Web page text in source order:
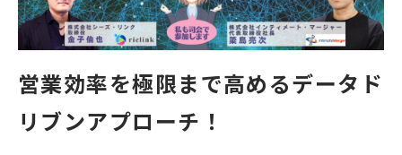
ノウハウ
お役立ち資料
よくあるご質問
営業効率を極限まで高めるデータド
リブンアプローチ！